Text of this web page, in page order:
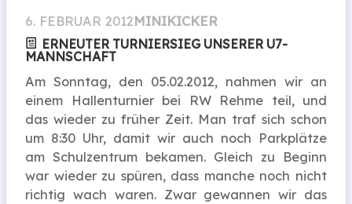
6. FEBRUAR 2012MINIKICKER
ERNEUTER TURNIERSIEG UNSERER U7-
MANNSCHAFT
Am Sonntag, den 05.02.2012, nahmen wir an
einem Hallenturnier bei RW Rehme teil, und
das wieder zu früher Zeit. Man traf sich schon
um 8:30 Uhr, damit wir auch noch Parkplätze
am Schulzentrum bekamen. Gleich zu Beginn
war wieder zu spüren, dass manche noch nicht
richtig wach waren. Zwar gewannen wir das